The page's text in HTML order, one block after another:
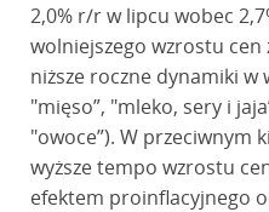
2,0% r/r w lipcu wobec
wolniejszego wzrostu cen
niższe roczne dynamiki w
"mięso”, "mleko, sery i
"owoce”). W przeciwnym
wyższe tempo wzrostu
efektem proinflacyjnego